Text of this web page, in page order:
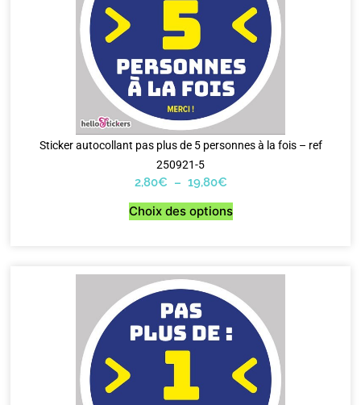
Sticker autocollant pas plus de 5 personnes à la fois – ref
250921-5
2,80€ – 19,80€
Choix des options